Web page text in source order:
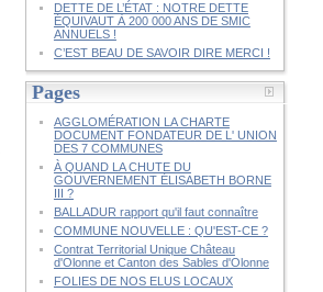
DETTE DE L’ÉTAT : NOTRE DETTE
ÉQUIVAUT À 200 000 ANS DE SMIC
ANNUELS !
C’EST BEAU DE SAVOIR DIRE MERCI !
Pages
AGGLOMÉRATION LA CHARTE
DOCUMENT FONDATEUR DE L' UNION
DES 7 COMMUNES
À QUAND LA CHUTE DU
GOUVERNEMENT ÉLISABETH BORNE
III ?
BALLADUR rapport qu'il faut connaître
COMMUNE NOUVELLE : QU'EST-CE ?
Contrat Territorial Unique Château
d'Olonne et Canton des Sables d'Olonne
FOLIES DE NOS ELUS LOCAUX